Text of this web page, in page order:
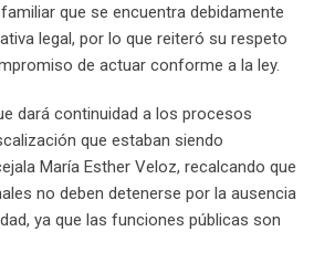
que se encuentra debidamente
legal, por lo que reiteró su respeto
de actuar conforme a la ley.
dará continuidad a los procesos
que estaban siendo
María Esther Veloz, recalcando que
no deben detenerse por la ausencia
ya que las funciones públicas son